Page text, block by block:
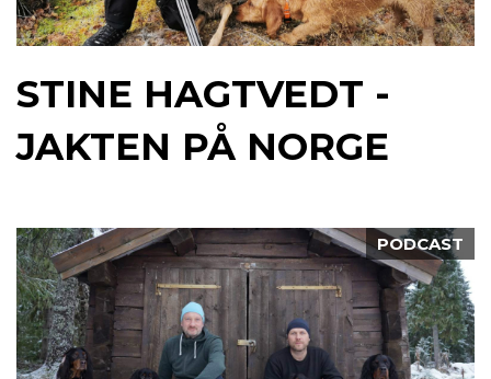
STINE HAGTVEDT -
JAKTEN PÅ NORGE
PODCAST